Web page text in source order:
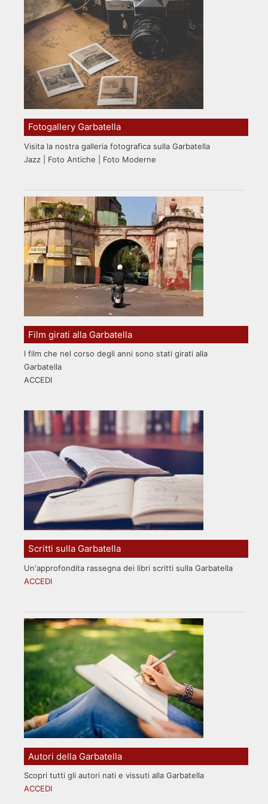
Fotogallery Garbatella
Visita la nostra galleria fotografica sulla Garbatella
Jazz | Foto Antiche | Foto Moderne
Film girati alla Garbatella
I film che nel corso degli anni sono stati girati alla
Garbatella
ACCEDI
Scritti sulla Garbatella
Un'approfondita rassegna dei libri scritti sulla Garbatella
ACCEDI
Autori della Garbatella
Scopri tutti gli autori nati e vissuti alla Garbatella
ACCEDI